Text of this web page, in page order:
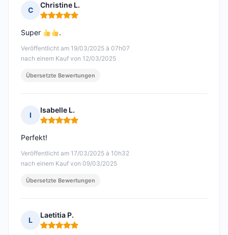
C
Christine L.
Hinweis: 5 von 5
Veröffentlicht am 19/03/2025 à 07h07
nach einem Kauf von 12/03/2025
Super .
Übersetzte Bewertungen
I
Isabelle L.
Hinweis: 5 von 5
Veröffentlicht am 17/03/2025 à 10h32
nach einem Kauf von 09/03/2025
Perfekt!
Übersetzte Bewertungen
L
Laetitia P.
Hinweis: 5 von 5